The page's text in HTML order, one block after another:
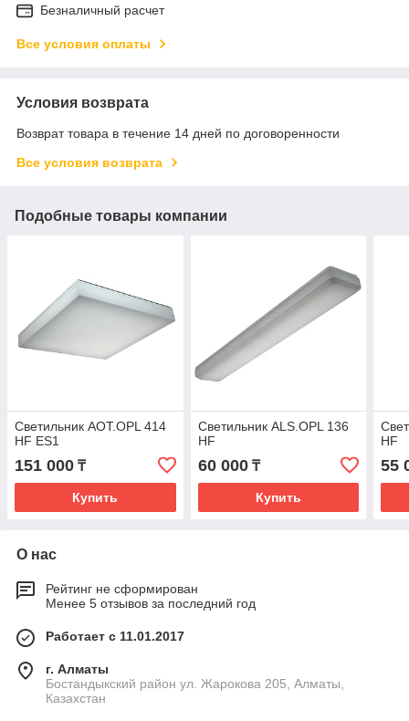
Безналичный расчет
Все условия оплаты
Условия возврата
Возврат товара в течение 14 дней по договоренности
Все условия возврата
Подобные товары компании
Светильник AOT.OPL 414
HF ES1
151 000 ₸
Купить
Светильник ALS.OPL 136
HF
60 000₸
Купить
HF
55
О нас
Рейтинг не сформирован
Менее 5 отзывов за последний год
Работает с 11.01.2017
г. Алматы
Бостандыкский район ул. Жарокова 205, Алматы,
Казахстан